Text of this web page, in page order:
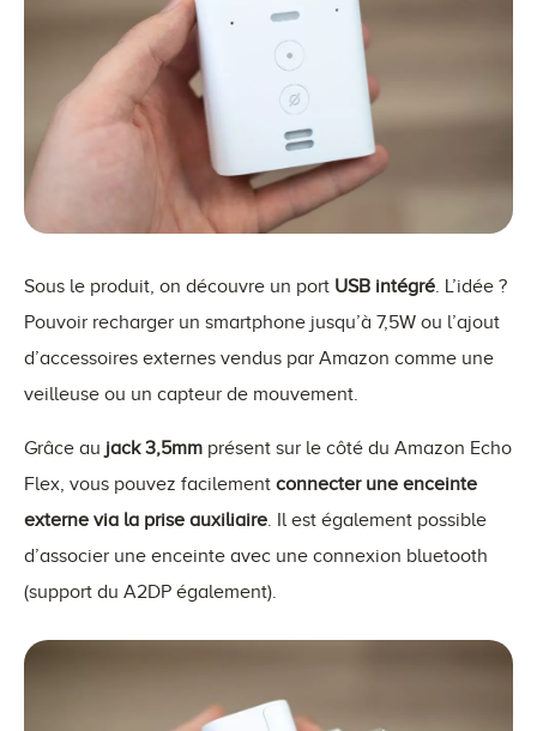
Sous le produit, on découvre un port USB intégré. L’idée ?
Pouvoir recharger un smartphone jusqu’à 7,5W ou l’ajout
d’accessoires externes vendus par Amazon comme une
veilleuse ou un capteur de mouvement.
Grâce au jack 3,5mm présent sur le côté du Amazon Echo
Flex, vous pouvez facilement connecter une enceinte
externe via la prise auxiliaire. Il est également possible
d’associer une enceinte avec une connexion bluetooth
(support du A2DP également).